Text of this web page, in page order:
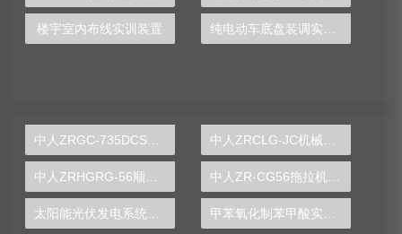
楼宇室内布线实训装置
中人ZRGC-735DCS分布式过程控制系统实训装置